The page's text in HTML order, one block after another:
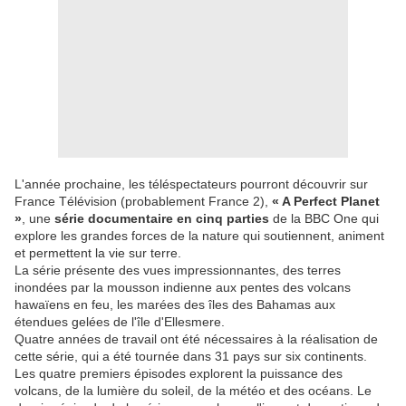
L'année prochaine, les téléspectateurs pourront découvrir sur
France Télévision (probablement France 2), « A Perfect Planet
» , une série documentaire en cinq parties de la BBC One qui
explore les grandes forces de la nature qui soutiennent, animent
et permettent la vie sur terre.
La série présente des vues impressionnantes, des terres
inondées par la mousson indienne aux pentes des volcans
hawaïens en feu, les marées des îles des Bahamas aux
étendues gelées de l'île d'Ellesmere.
Quatre années de travail ont été nécessaires à la réalisation de
cette série, qui a été tournée dans 31 pays sur six continents.
Les quatre premiers épisodes explorent la puissance des
volcans, de la lumière du soleil, de la météo et des océans. Le